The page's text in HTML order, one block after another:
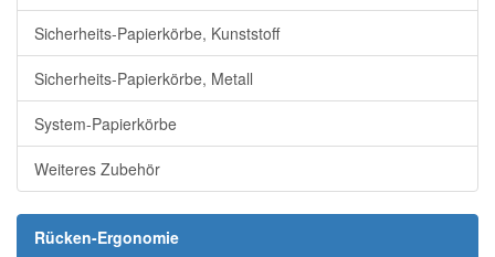
Sicherheits-Papierkörbe, Kunststoff
Sicherheits-Papierkörbe, Metall
System-Papierkörbe
Weiteres Zubehör
Rücken-Ergonomie